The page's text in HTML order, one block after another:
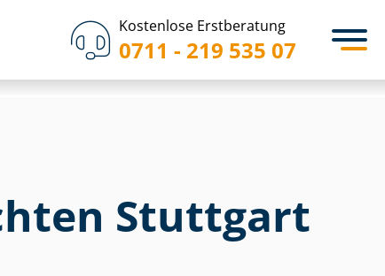
Kostenlose Erstberatung
0711 - 219 535 07
Stuttgart